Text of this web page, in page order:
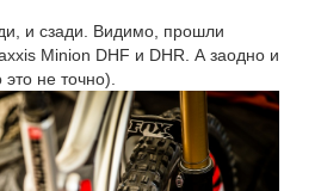
и сзади. Видимо, прошли
Minion DHF и DHR. А заодно и
не точно).